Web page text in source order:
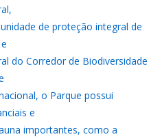
de proteção integral de
do Corredor de Biodiversidade
o Parque possui
e
importantes, como a